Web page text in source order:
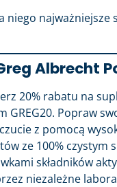
niego najważniejsze
Albrecht
20% rabatu na
GREG20. Popraw
z pomocą
ze 100% czystym
składników
niezależne